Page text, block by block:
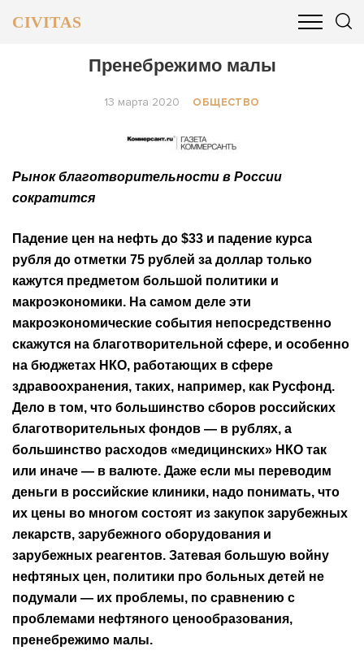
CIVITAS
ОБЩЕСТВО БИЗНЕС И ФИНАНСЫ
Пренебрежимо малы
13 марта 2020 ОБЩЕСТВО
Рынок благотворительности в России
сократится
Падение цен на нефть до $33 и падение курса
рубля до отметки 75 рублей за доллар только
кажутся предметом большой политики и
макроэкономики. На самом деле эти
макроэкономические события непосредственно
скажутся на благотворительной сфере, и особенно
на бюджетах НКО, работающих в сфере
здравоохранения, таких, например, как Русфонд.
Дело в том, что большинство сборов российских
благотворительных фондов — в рублях, а
большинство расходов «медицинских» НКО так
или иначе — в валюте. Даже если мы переводим
деньги в российские клиники, надо понимать, что
их цены во многом состоят из закупок зарубежных
лекарств, зарубежного оборудования и
зарубежных реагентов. Затевая большую войну
нефтяных цен, политики про больных детей не
подумали — их проблемы, по сравнению с
проблемами нефтяного ценообразования,
пренебрежимо малы.